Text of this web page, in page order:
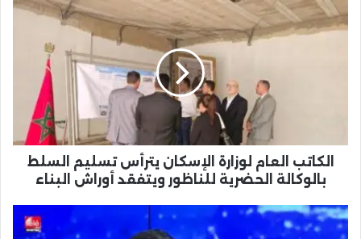
الكاتب
العام
الحضرية
للناظور
ويتفقد
البناء
الكاتب العام لوزارة الإسكان يترأس تسليم السلط
بالوكالة الحضرية للناظور ويتفقد أوراش البناء
توحتوح
يؤكد: